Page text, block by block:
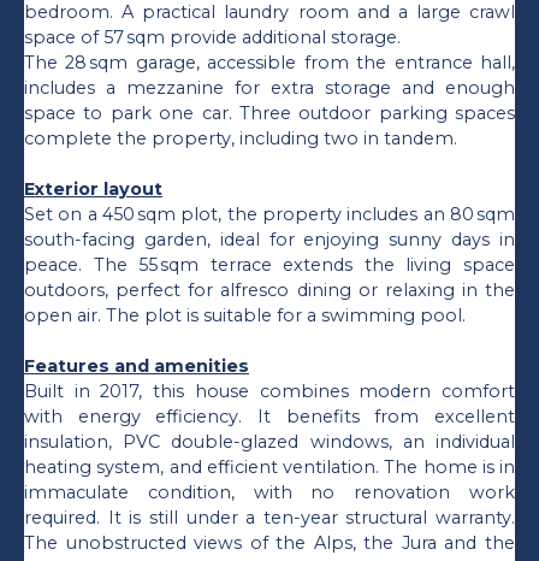
bedroom. A practical laundry room and a large crawl
space of 57 sqm provide additional storage.
The 28 sqm garage, accessible from the entrance hall,
includes a mezzanine for extra storage and enough
space to park one car. Three outdoor parking spaces
complete the property, including two in tandem.
Exterior layout
Set on a 450 sqm plot, the property includes an 80 sqm
south-facing garden, ideal for enjoying sunny days in
peace. The 55 sqm terrace extends the living space
outdoors, perfect for alfresco dining or relaxing in the
open air. The plot is suitable for a swimming pool.
Features and amenities
Built in 2017, this house combines modern comfort
with energy efficiency. It benefits from excellent
insulation, PVC double-glazed windows, an individual
heating system, and efficient ventilation. The home is in
immaculate condition, with no renovation work
required. It is still under a ten-year structural warranty.
The unobstructed views of the Alps, the Jura and the